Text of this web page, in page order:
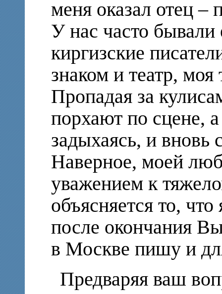
меня оказал отец –
У нас часто бывали
киргизские
знаком и театр,
Пропадая за
порхают по сцене,
задыхаясь, и вновь
Наверное, моей
уважением к
объясняется то,
после окончания
в Москве пишу и
Предваряя ваш